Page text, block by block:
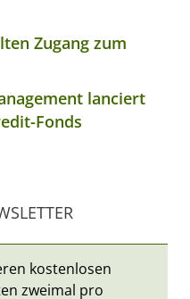
Zugang zum
lanciert
Fonds
kostenlosen
zweimal pro